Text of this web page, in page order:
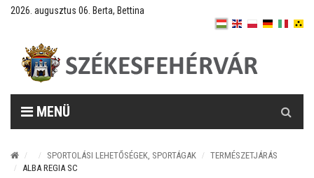
2026. augusztus 06. Berta, Bettina
MENÜ
SPORTOLÁSI LEHETŐSÉGEK, SPORTÁGAK
TERMÉSZETJÁRÁS
ALBA REGIA SC